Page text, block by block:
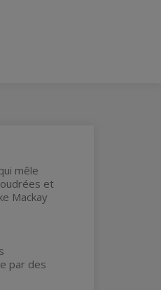
mêle
et
Mackay
par des